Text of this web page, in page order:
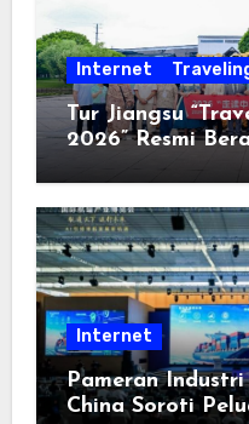
Internet
Tur Jiangsu
2026” Resmi
Keterbukaan,
Internet
Pameran
China Soroti